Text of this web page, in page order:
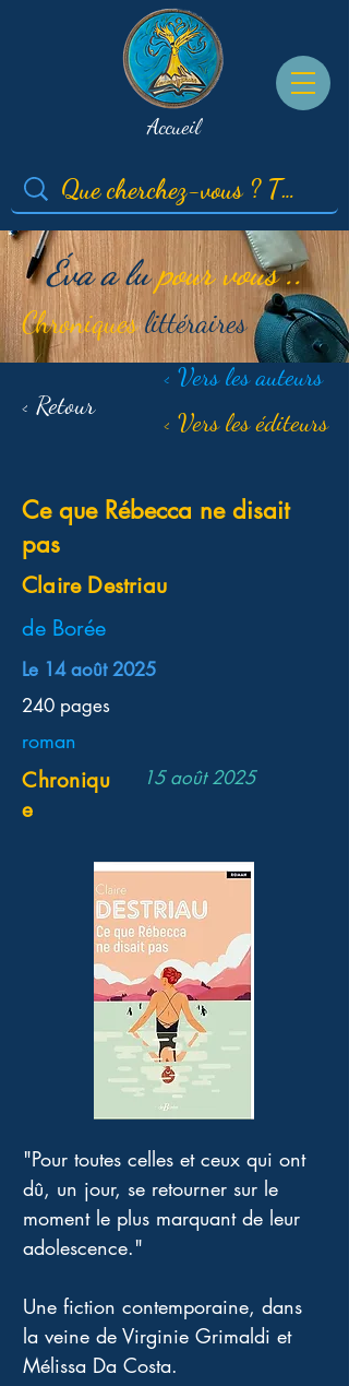
Accueil
Éva a lupour vous ..
Chroniqueslittéraires
< Retour
< Vers les auteurs
< Vers les éditeurs
Ce que Rébecca ne disait
pas
Claire Destriau
de Borée
Le 14 août 2025
240 pages
roman
Chroniqu
e
15 août 2025
"Pour toutes celles et ceux qui ont
dû, un jour, se retourner sur le
moment le plus marquant de leur
adolescence."
Une fiction contemporaine, dans
la veine de Virginie Grimaldi et
Mélissa Da Costa.